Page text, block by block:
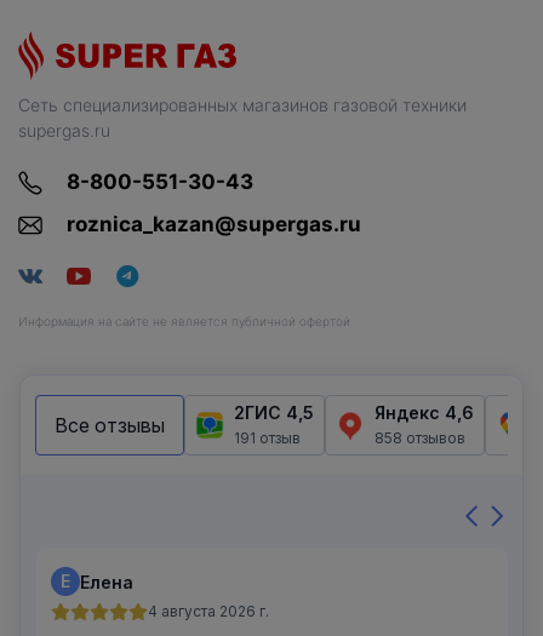
Сеть специализированных магазинов газовой техники
supergas.ru
8-800-551-30-43
roznica_kazan@supergas.ru
Информация на сайте не является публичной офертой